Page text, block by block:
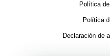
Política
Política
Declaración de